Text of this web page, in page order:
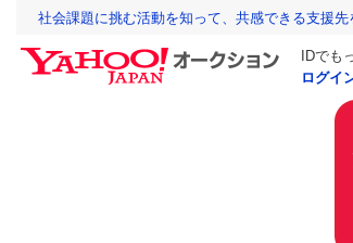
社会課題に挑む活動を知って、共感できる支援先
IDでも
ログイ